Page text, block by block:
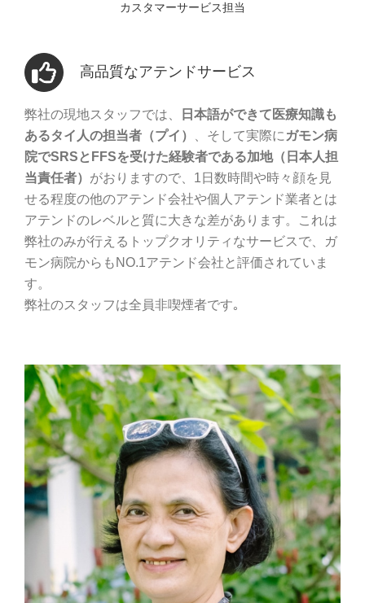
カスタマーサービス担当
高品質なアテンドサービス
弊社の現地スタッフでは、
日本語ができて医療知識も
あるタイ人の担当者（プイ）
、そして実際にガモン病
院でSRSとFFSを受けた経験者である加地（日本人担
当責任者） がおりますので、1日数時間や時々顔を見
せる程度の他のアテンド会社や個人アテンド業者とは
アテンドのレベルと質に大きな差があります。これは
弊社のみが行えるトップクオリティなサービスで、ガ
モン病院からもNO.1アテンド会社と評価されていま
す。
弊社のスタッフは全員非喫煙者です｡